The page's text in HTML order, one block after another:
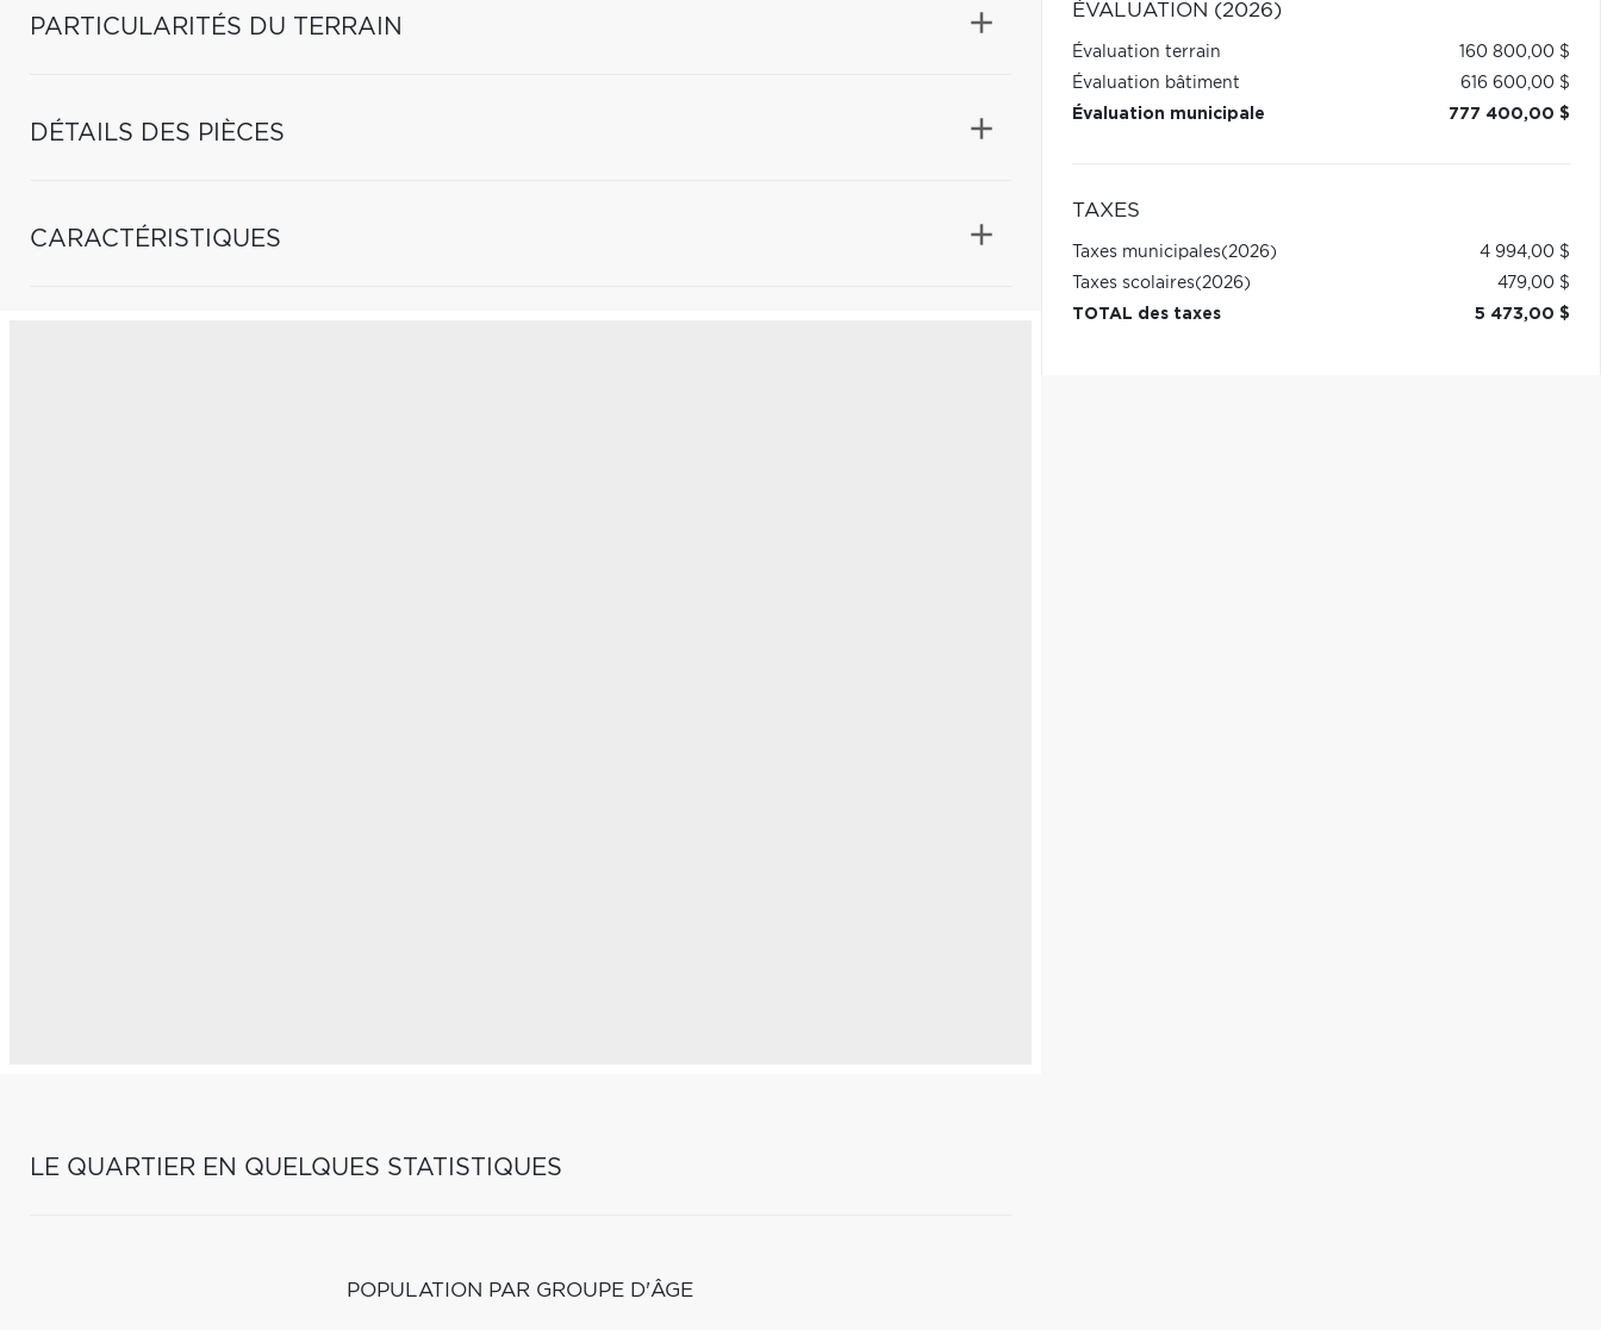
PARTICULARITÉS DU TERRAIN
DÉTAILS DES PIÈCES
CARACTÉRISTIQUES
LE QUARTIER EN QUELQUES STATISTIQUES
POPULATION PAR GROUPE D'ÂGE
ÉVALUATION (2026)
Évaluation terrain
160 800,00 $
Évaluation bâtiment
616 600,00 $
Évaluation municipale
777 400,00 $
TAXES
Taxes municipales(2026)
4 994,00 $
Taxes scolaires(2026)
479,00 $
TOTAL des taxes
5 473,00 $